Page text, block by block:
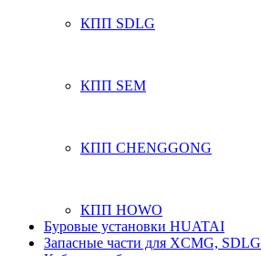
КПП SDLG
КПП SEM
КПП CHENGGONG
КПП HOWO
Буровые установки HUATAI
Запасные части для XCMG, SDLG